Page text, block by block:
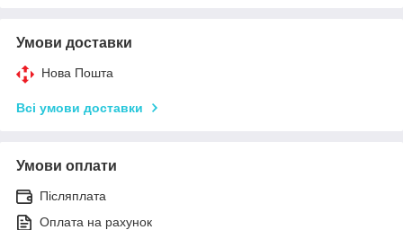
Умови доставки
Нова Пошта
Всі умови доставки
Умови оплати
Післяплата
Оплата на рахунок